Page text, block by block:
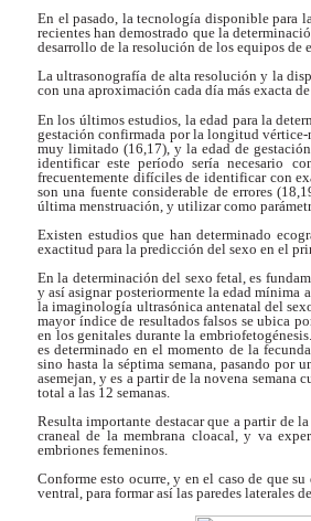
En el pasado, la tecnología disponible para
recienteshan demostrado que la
desarrollo de la resolución de los equipos de
La ultrasonografía de alta resolución y la
con una aproximación cada día más exacta
En los últimos estudios, la edad para la
gestación confirmada por la longitud vértice-
muy limitado (16,17), y la edad de
identificar este período seríanecesario
frecuentemente difíciles de identificar con
son una fuenteconsiderable de errores
última menstruación, y utilizar como
Existen estudios que han determinado
exactitud para la predicción del sexo en el
En la determinación del sexo fetal, es
y asíasignar posteriormente la edad mínima
laimaginología ultrasónica antenatal del
mayor índice de resultados falsos se ubica
en los genitales durante la
es determinado en el momento de la
sino hasta la séptima semana, pasando por
asemejan, y es a partir de la novena semana
total a las 12 semanas.
Resulta importante destacar que a partir de
craneal de lamembrana cloacal, y va
embriones femeninos.
Conforme esto ocurre, y en el caso de que
ventral, para formar así las paredes laterales